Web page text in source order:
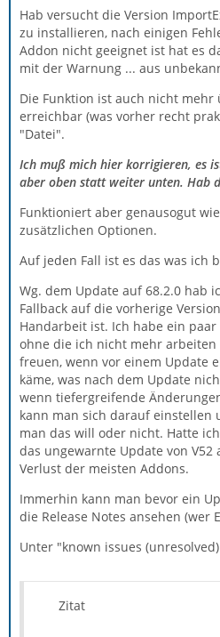
Hab versucht die Version
zu installieren, nach einigen
Addon nicht geeignet ist hat es
mit der Warnung ... aus
Die Funktion ist auch nicht mehr
erreichbar (was vorher recht
"Datei".
Ich muß mich hier korrigieren, es
aber oben statt weiter unten. Hab
Funktioniert aber genausogut
zusätzlichen Optionen.
Auf jeden Fall ist es das was ich
Wg. dem Update auf 68.2.0 hab
Fallback auf die vorherige
Handarbeit ist. Ich habe ein
ohne die ich nicht mehr
freuen, wenn vor einem Update
käme, was nach dem Update
wenn tiefergreifende
kann man sich darauf einstellen
man das will oder nicht. Hatte
das ungewarnte Update von
Verlust der meisten Addons.
Immerhin kann man bevor ein
die Release Notes ansehen (wer
Unter "known issues
Zitat